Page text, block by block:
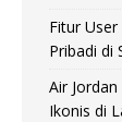
Fitur
Pribadi di
Air
Ikonis di